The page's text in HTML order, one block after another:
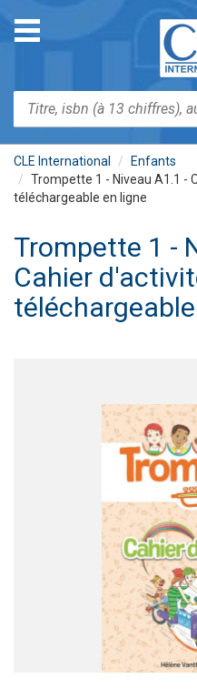
contenu
Toggle
navigation
Rechercher
CLE International
Enfants
Trompette 1 - Niveau A1.1 -
téléchargeable en ligne
Trompette 1 -
Cahier